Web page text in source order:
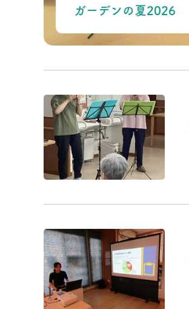
ガーデンの夏2026